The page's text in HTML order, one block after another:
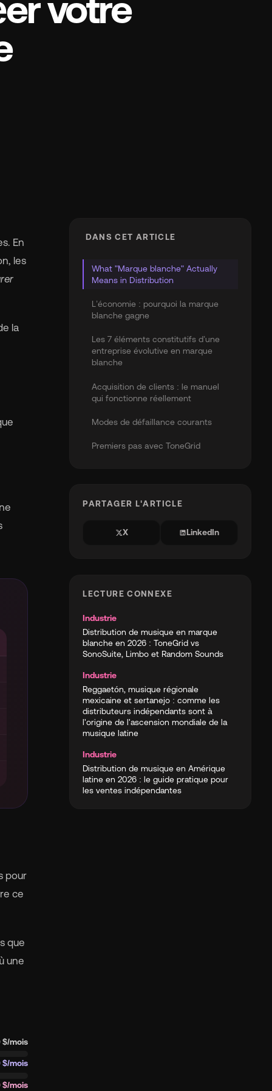
votre
En
les
la
pour
ce
que
une
$/mois
$/mois
$/mois
DANS CET ARTICLE
What "Marque blanche" Actually
Means in Distribution
L’économie : pourquoi la marque
blanche gagne
Les 7 éléments constitutifs d’une
entreprise évolutive en marque
blanche
Acquisition de clients : le manuel
qui fonctionne réellement
Modes de défaillance courants
Premiers pas avec ToneGrid
PARTAGER L'ARTICLE
X LinkedIn
LECTURE CONNEXE
Industrie
Distribution de musique en marque
blanche en 2026 : ToneGrid vs
SonoSuite, Limbo et Random Sounds
Industrie
Reggaetón, musique régionale
mexicaine et sertanejo : comme les
distributeurs indépendants sont à
l'origine de l'ascension mondiale de la
musique latine
Industrie
Distribution de musique en Amérique
latine en 2026 : le guide pratique pour
les ventes indépendantes